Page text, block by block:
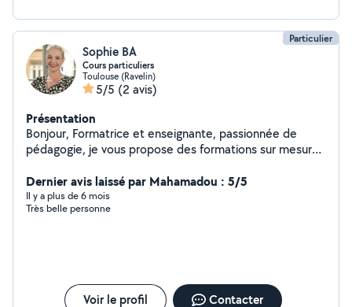
Particulier
Sophie BA
Cours particuliers
Toulouse (Ravelin)
5/5 (2 avis)
Présentation
Bonjour, Formatrice et enseignante, passionnée de
pédagogie, je vous propose des formations sur mesure,
besoin et à vos modes d'apprentissage. - Formations en
langues : français anglais italien, pour tous niveaux et
tous publics - Soutien scolaire - Préparation aux
Dernier avis laissé par Mahamadou : 5/5
Il y a plus de 6 mois
Très belle personne
Voir le profil Contacter